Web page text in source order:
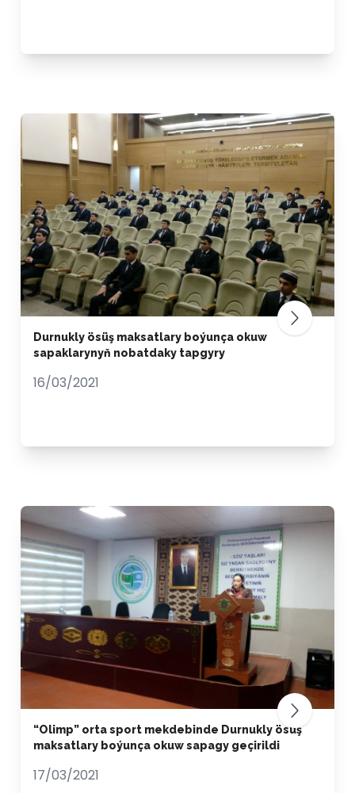
Durnukly ösüş maksatlary boýunça okuw
sapaklarynyň nobatdaky tapgyry
16/03/2021
“Olimp” orta sport mekdebinde Durnukly ösüş
maksatlary boýunça okuw sapagy geçirildi
17/03/2021